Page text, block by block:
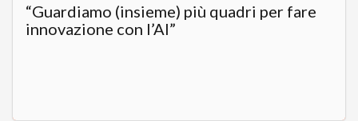
“Guardiamo (insieme) più quadri per fare
innovazione con l’AI”